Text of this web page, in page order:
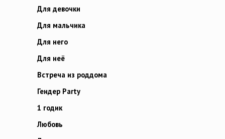
Для девочки
Для мальчика
Для него
Для неё
Встреча из роддома
Гендер Party
1 годик
Любовь